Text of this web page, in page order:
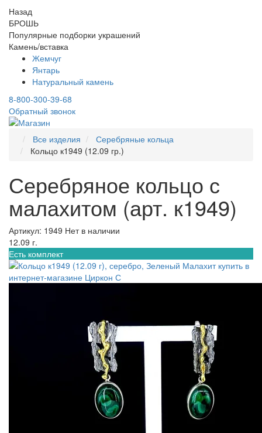
Назад
БРОШЬ
Популярные подборки украшений
Камень/вставка
Жемчуг
Янтарь
Натуральный камень
8-800-300-39-68
Обратный звонок
Все изделия
Серебряные кольца
Кольцо к1949 (12.09 гр.)
Серебряное кольцо с
малахитом (арт. к1949)
Артикул: 1949 Нет в наличии
12.09 г.
Есть комплект